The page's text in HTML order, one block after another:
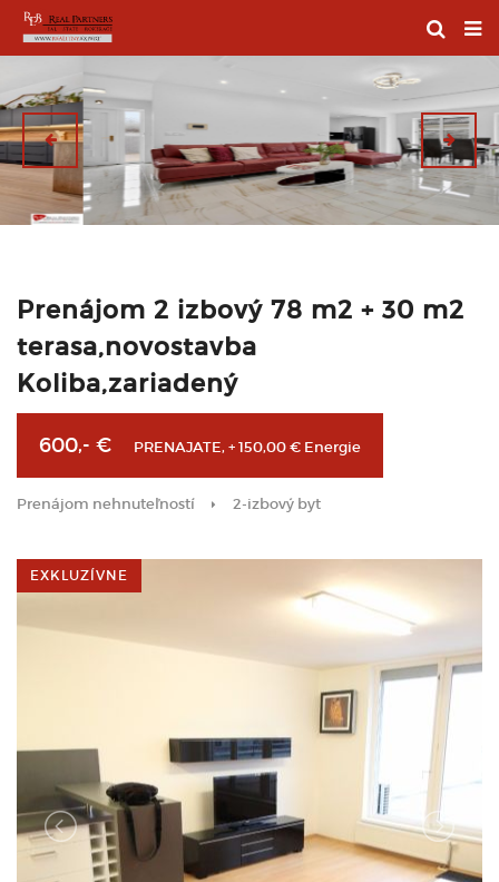
Prenájom 2 izbový 78 m2 + 30 m2
terasa,novostavba
Koliba,zariadený
600,- € PRENAJATE, + 150,00 € Energie
Prenájom nehnuteľností 2-izbový byt
EXKLUZÍVNE